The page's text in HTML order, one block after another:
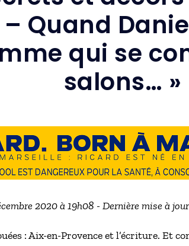
Quand
qui se
salons… »
2020 à 19h08 - Dernière mise à
: Aix-en-Provence et l’écriture. Et